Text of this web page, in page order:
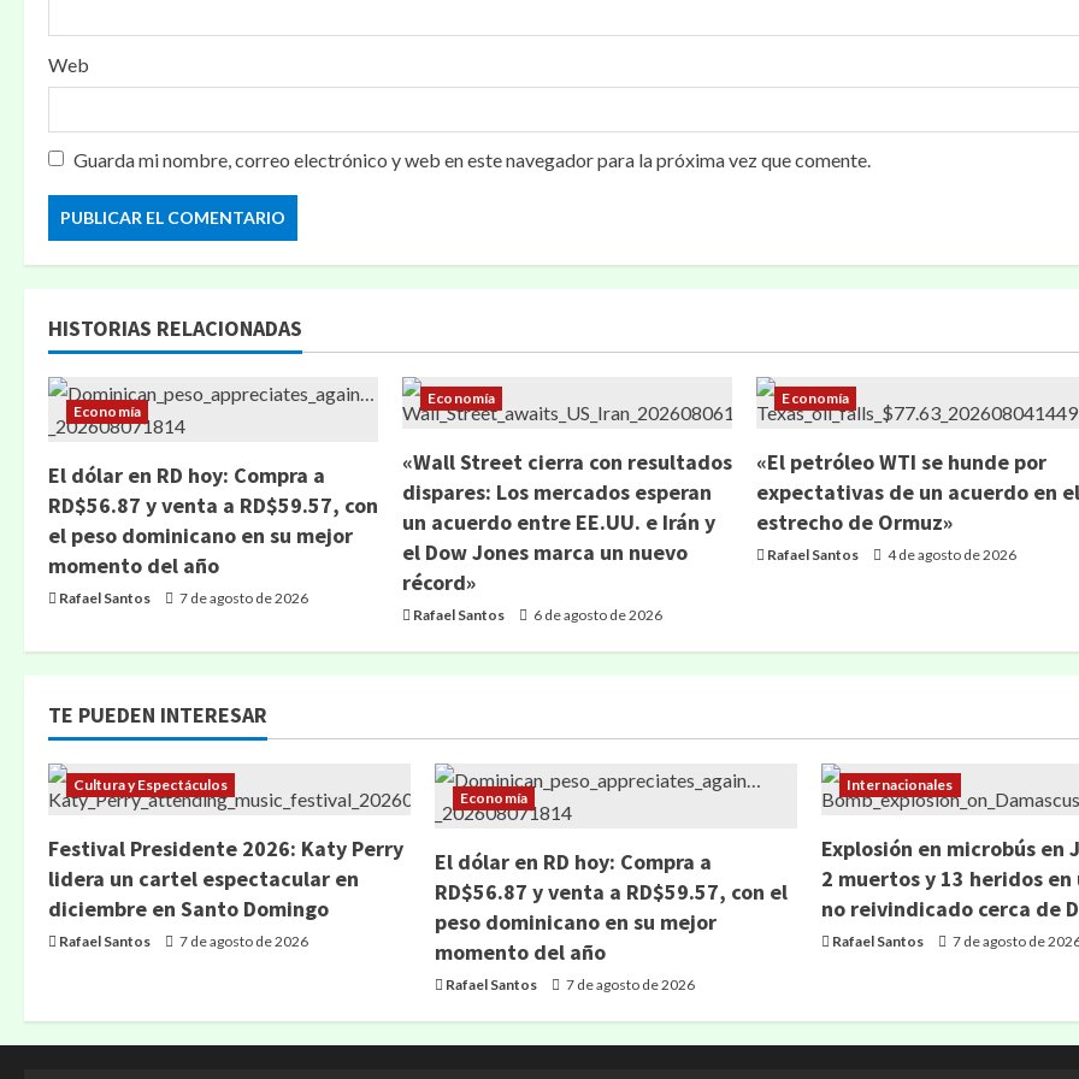
Web
Guarda mi nombre, correo electrónico y web en este navegador para la próxima vez que comente.
HISTORIAS RELACIONADAS
Economía
El dólar en RD hoy: Compra a
RD$56.87 y venta a RD$59.57, con
el peso dominicano en su mejor
momento del año
Rafael Santos 7 de agosto de 2026
Economía
«Wall Street cierra con resultados
dispares: Los mercados esperan
un acuerdo entre EE.UU. e Irán y
el Dow Jones marca un nuevo
récord»
Rafael Santos 6 de agosto de 2026
Economía
«El petróleo WTI se hunde por
expectativas de un acuerdo en
estrecho de Ormuz»
Rafael Santos 4 de agosto de 2026
TE PUEDEN INTERESAR
Cultura y Espectáculos
Festival Presidente 2026: Katy Perry
lidera un cartel espectacular en
diciembre en Santo Domingo
Rafael Santos 7 de agosto de 2026
Economía
El dólar en RD hoy: Compra a
RD$56.87 y venta a RD$59.57, con el
peso dominicano en su mejor
momento del año
Rafael Santos 7 de agosto de 2026
Internacionales
Explosión en microbús en
2 muertos y 13 heridos
no reivindicado cerca de
Rafael Santos 7 de agosto de